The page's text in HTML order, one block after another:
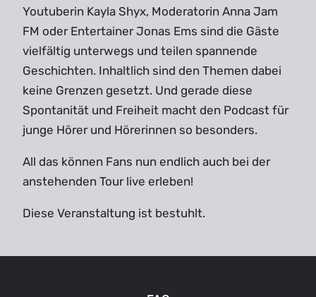
Youtuberin Kayla Shyx, Moderatorin Anna Jam
FM oder Entertainer Jonas Ems sind die Gäste
vielfältig unterwegs und teilen spannende
Geschichten. Inhaltlich sind den Themen dabei
keine Grenzen gesetzt. Und gerade diese
Spontanität und Freiheit macht den Podcast für
junge Hörer und Hörerinnen so besonders.
All das können Fans nun endlich auch bei der
anstehenden Tour live erleben!
Diese Veranstaltung ist bestuhlt.